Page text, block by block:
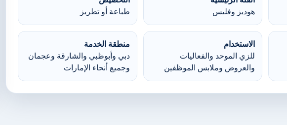
هوديز وفليس
طباعة أو تطريز
الاستخدام
للزي الموحد والفعاليات
والعروض وملابس الموظفين
منطقة الخدمة
دبي وأبوظبي والشارقة وعجمان
وجميع أنحاء الإمارات